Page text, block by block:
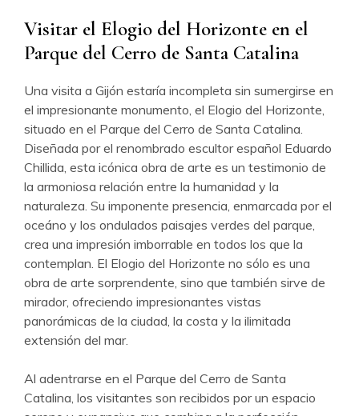
Visitar el Elogio del Horizonte en el
Parque del Cerro de Santa Catalina
Una visita a Gijón estaría incompleta sin sumergirse en
el impresionante monumento, el Elogio del Horizonte,
situado en el Parque del Cerro de Santa Catalina.
Diseñada por el renombrado escultor español Eduardo
Chillida, esta icónica obra de arte es un testimonio de
la armoniosa relación entre la humanidad y la
naturaleza. Su imponente presencia, enmarcada por el
oceáno y los ondulados paisajes verdes del parque,
crea una impresión imborrable en todos los que la
contemplan. El Elogio del Horizonte no sólo es una
obra de arte sorprendente, sino que también sirve de
mirador, ofreciendo impresionantes vistas
panorámicas de la ciudad, la costa y la ilimitada
extensión del mar.
Al adentrarse en el Parque del Cerro de Santa
Catalina, los visitantes son recibidos por un espacio